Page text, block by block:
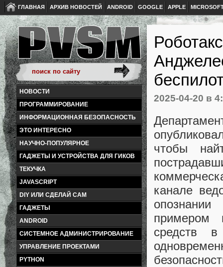
ГЛАВНАЯ АРХИВ НОВОСТЕЙ ANDROID GOOGLE APPLE
НОВОСТИ
ПРОГРАММИРОВАНИЕ
ИНФОРМАЦИОННАЯ БЕЗОПАСНОСТЬ
ЭТО ИНТЕРЕСНО
НАУЧНО-ПОПУЛЯРНОЕ
ГАДЖЕТЫ И УСТРОЙСТВА ДЛЯ ГИКОВ
ТЕКУЧКА
JAVASCRIPT
DIY ИЛИ СДЕЛАЙ САМ
ГАДЖЕТЫ
ANDROID
СИСТЕМНОЕ АДМИНИСТРИРОВАНИЕ
УПРАВЛЕНИЕ ПРОЕКТАМИ
PYTHON
2025-04-20 в
чтобы
канале
примером
средств